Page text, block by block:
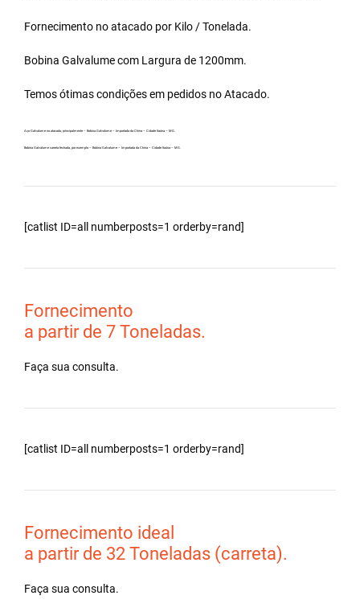
Fornecimento no atacado por Kilo / Tonelada.
Bobina Galvalumecom Largura de 1200mm.
Temos ótimas condições em pedidos no Atacado.
Aço Galvalume no atacado, principalmente – Bobina Galvalume – Importada da China – Cidade Itaúna – MG.
Bobina Galvalume carreta fechada, por exemplo – Bobina Galvalume – Importada da China – Cidade Itaúna – MG.
[catlist ID=all numberposts=1 orderby=rand]
Fornecimento
a partir de 7 Toneladas.
Faça sua consulta.
[catlist ID=all numberposts=1 orderby=rand]
Fornecimento ideal
a partir de 32 Toneladas (carreta).
Faça sua consulta.